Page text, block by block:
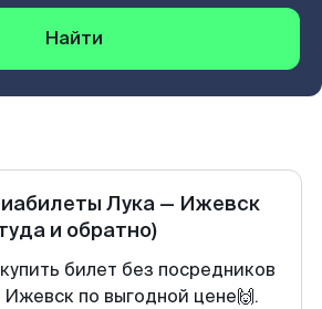
Найти
Лука — Ижевск
и обратно)
билет без посредников
по выгодной цене🙌.